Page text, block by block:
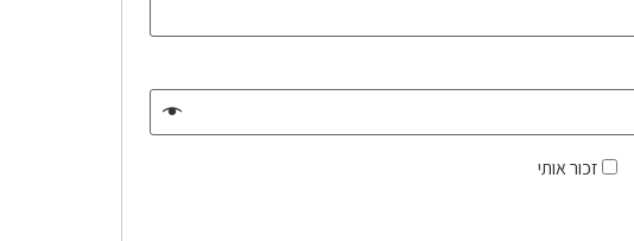
זכור אותי